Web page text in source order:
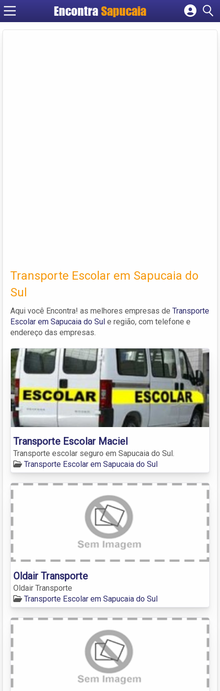
Encontra
Cadastrar empresa
Transporte Escolar em Sapucaia do
Sul
Aqui você Encontra! as melhores empresas de Transporte
Escolar em Sapucaia do Sul e região, com telefone e
endereço das empresas.
Transporte Escolar Maciel
Transporte escolar seguro em Sapucaia do Sul.
Transporte Escolar em Sapucaia do Sul
Oldair Transporte
Oldair Transporte
Transporte Escolar em Sapucaia do Sul